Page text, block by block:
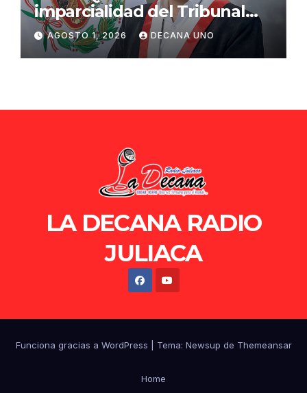
imparcialidad del Tribunal
Constitucional tras liberación
de Ollanta Humala
AGOSTO 1, 2026 DECANA UNO
LA DECANA RADIO
JULIACA
Funciona gracias a WordPress Tema: Newsup de Themeansar
Home